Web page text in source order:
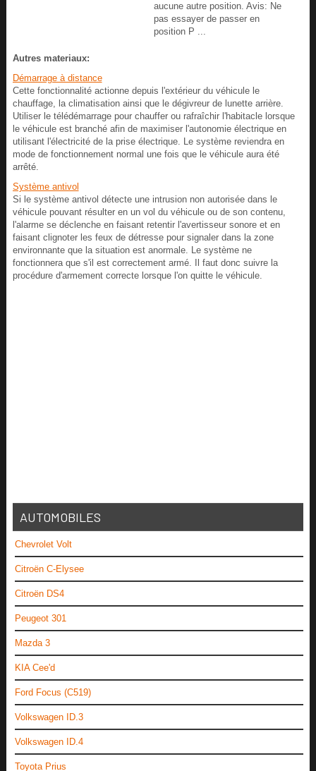
aucune autre position. Avis: Ne
pas essayer de passer en
position P ...
Autres materiaux:
Démarrage à distance
Cette fonctionnalité actionne depuis l'extérieur du véhicule le
chauffage, la climatisation ainsi que le dégivreur de lunette arrière.
Utiliser le télédémarrage pour chauffer ou rafraîchir l'habitacle lorsque
le véhicule est branché afin de maximiser l'autonomie électrique en
utilisant l'électricité de la prise électrique. Le système reviendra en
mode de fonctionnement normal une fois que le véhicule aura été
arrêté.
Système antivol
Si le système antivol détecte une intrusion non autorisée dans le
véhicule pouvant résulter en un vol du véhicule ou de son contenu,
l'alarme se déclenche en faisant retentir l'avertisseur sonore et en
faisant clignoter les feux de détresse pour signaler dans la zone
environnante que la situation est anormale. Le système ne
fonctionnera que s'il est correctement armé. Il faut donc suivre la
procédure d'armement correcte lorsque l'on quitte le véhicule.
AUTOMOBILES
Chevrolet Volt
Citroën C-Elysee
Citroën DS4
Peugeot 301
Mazda 3
KIA Cee'd
Ford Focus (C519)
Volkswagen ID.3
Volkswagen ID.4
Toyota Prius